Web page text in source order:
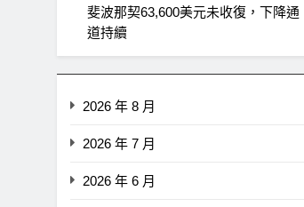
斐波那契63,600美元未收復，下降通
道持續
2026 年 8 月
2026 年 7 月
2026 年 6 月